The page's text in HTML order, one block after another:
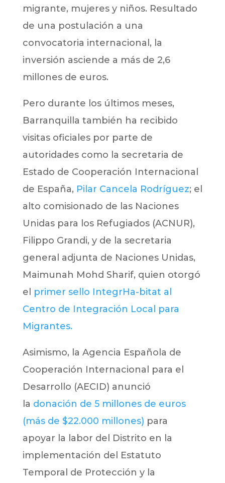
migrante, mujeres y niños. Resultado
de una postulación a una
convocatoria internacional, la
inversión asciende a más de 2,6
millones de euros.
Pero durante los últimos meses,
Barranquilla también ha recibido
visitas oficiales por parte de
autoridades como la secretaria de
Estado de Cooperación Internacional
de España, Pilar Cancela Rodríguez; el
alto comisionado de las Naciones
Unidas para los Refugiados (ACNUR),
Filippo Grandi, y de la secretaria
general adjunta de Naciones Unidas,
Maimunah Mohd Sharif, quien otorgó
el primer sello IntegrHa-bitat al
Centro de Integración Local para
Migrantes.
Asimismo, la Agencia Española de
Cooperación Internacional para el
Desarrollo (AECID) anunció
la donación de 5 millones de euros
(más de $22.000 millones) para
apoyar la labor del Distrito en la
implementación del Estatuto
Temporal de Protección y la